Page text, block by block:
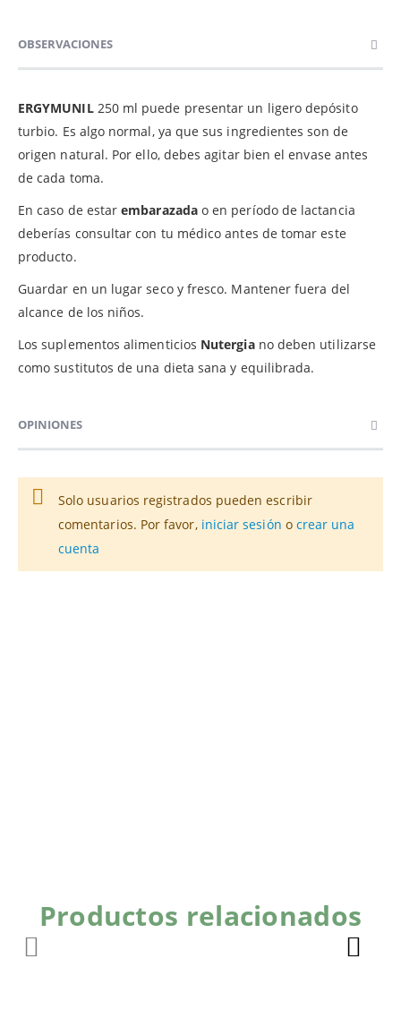
OBSERVACIONES
ERGYMUNIL 250 ml puede presentar un ligero depósito
turbio. Es algo normal, ya que sus ingredientes son de
origen natural. Por ello, debes agitar bien el envase antes
de cada toma.
En caso de estarembarazadao en período de lactancia
deberías consultar con tu médico antes de tomar este
producto.
Guardar en un lugar seco y fresco. Mantener fuera del
alcance de los niños.
Los suplementos alimenticios Nutergiano deben utilizarse
como sustitutos de una dieta sana y equilibrada.
OPINIONES
Solo usuarios registrados pueden escribir
comentarios. Por favor, iniciar sesión o crear una
cuenta
Productos relacionados